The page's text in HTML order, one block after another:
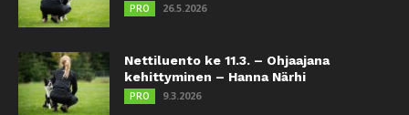
PRO 26.5.2026
Nettiluento ke 11.3. – Ohjaajana
kehittyminen – Hanna Närhi
PRO 9.3.2026